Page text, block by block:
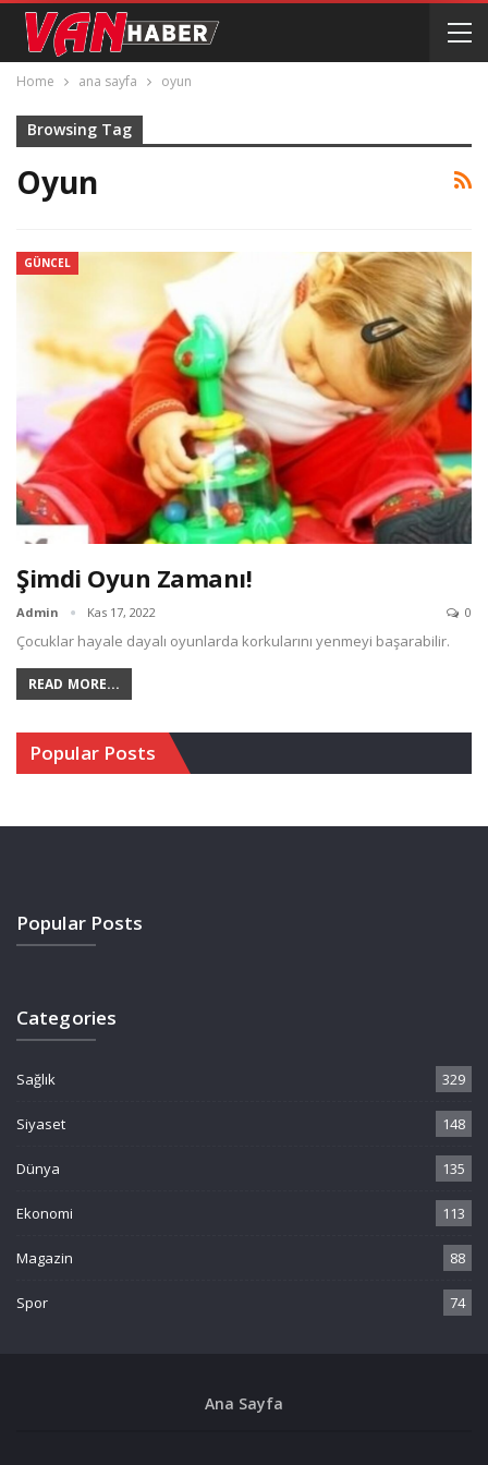
Home ana sayfa oyun
Browsing Tag
Oyun
GÜNCEL
Şimdi Oyun Zamanı!
Admin Kas 17, 2022 0
Çocuklar hayale dayalı oyunlarda korkularını yenmeyi başarabilir.
READ MORE...
Popular Posts
Popular Posts
Categories
Sağlık 329
Siyaset 148
Dünya 135
Ekonomi 113
Magazin 88
Spor 74
Ana Sayfa